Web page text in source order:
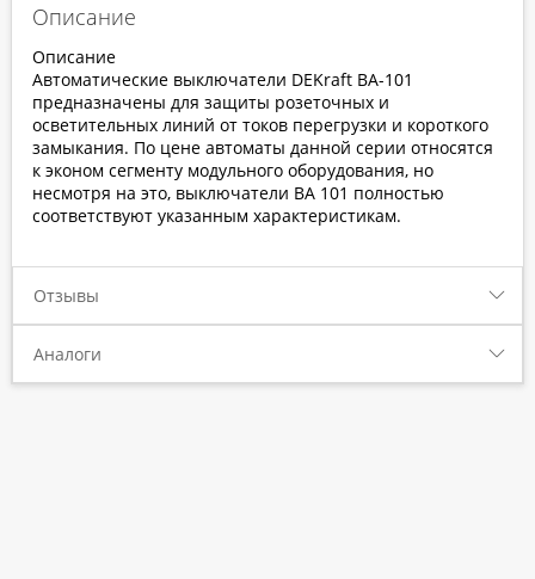
Описание
Описание
Автоматические выключатели DEKraft ВА-101
предназначены для защиты розеточных и
осветительных линий от токов перегрузки и короткого
замыкания. По цене автоматы данной серии относятся
к эконом сегменту модульного оборудования, но
несмотря на это, выключатели ВА 101 полностью
соответствуют указанным характеристикам.
Отзывы
Аналоги